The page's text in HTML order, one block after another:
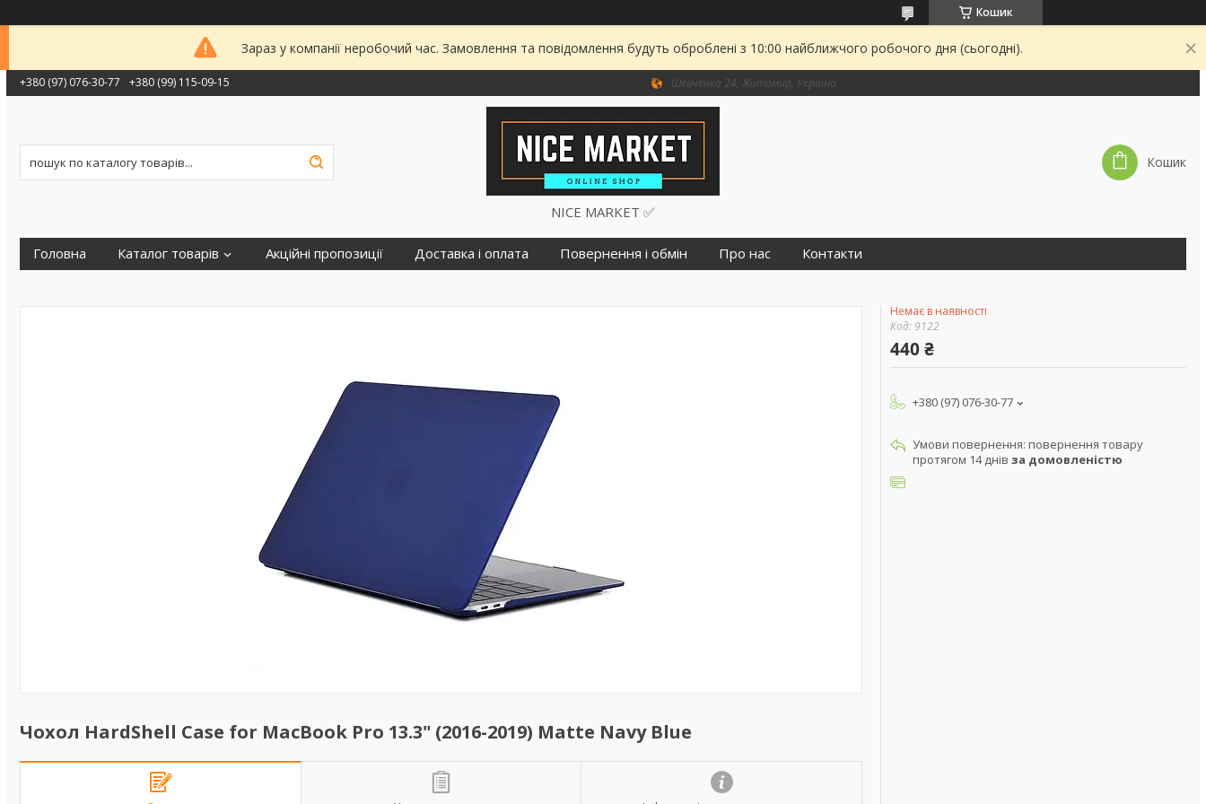
Кошик
Зараз у компанії неробочий час. Замовлення та повідомлення будуть оброблені з 10:00 найближчого робочого дня (сьогодні).
+380 (97) 076-30-77 +380 (99) 115-09-15 Шевченка 24, Житомир, Україна
NICE MARKET ✅
Кошик
Головна Каталог товарів Акційні пропозиції Доставка і оплата Повернення і обмін Про нас Контакти
Чохол HardShell Case for MacBook Pro 13.3" (2016-2019) Matte Navy Blue
Немає в наявності
Код:9122
440 ₴
+380 (97) 076-30-77
повернення товару
протягом 14 днів за домовленістю